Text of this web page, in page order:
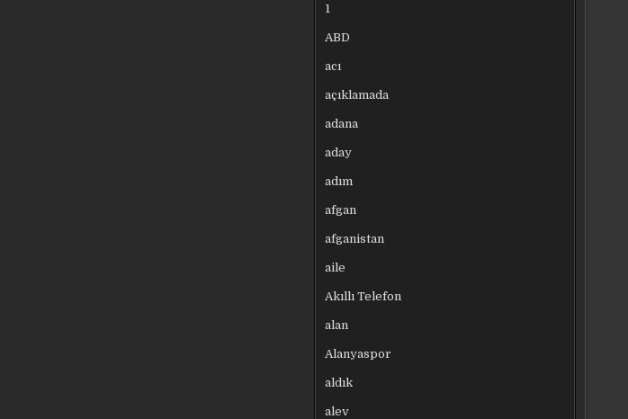
1
ABD
acı
açıklamada
adana
aday
adım
afgan
afganistan
aile
Akıllı Telefon
alan
Alanyaspor
aldık
alev